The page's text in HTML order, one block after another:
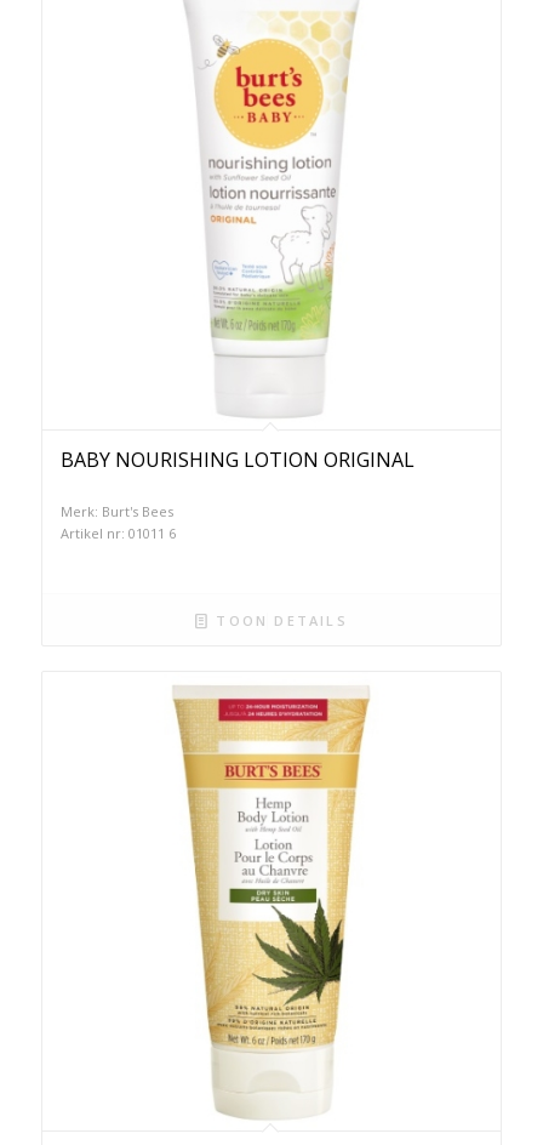
BABY NOURISHING LOTION ORIGINAL
Merk: Burt's Bees
Artikel nr: 01011 6
TOON DETAILS